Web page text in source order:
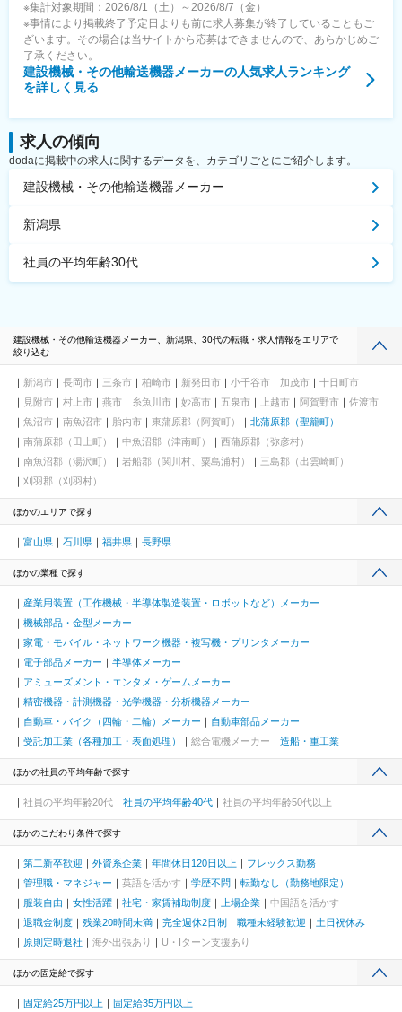
※集計対象期間：2026/8/1（土）～2026/8/7（金）
※事情により掲載終了予定日よりも前に求人募集が終了していることもご
ざいます。その場合は当サイトから応募はできませんので、あらかじめご
了承ください。
建設機械・その他輸送機器メーカーの人気求人ランキング
を詳しく見る
求人の傾向
dodaに掲載中の求人に関するデータを、カテゴリごとにご紹介します。
建設機械・その他輸送機器メーカー
新潟県
社員の平均年齢30代
建設機械・その他輸送機器メーカー、新潟県、30代の転職・求人情報をエリアで
絞り込む
新潟市 長岡市 三条市 柏崎市 新発田市 小千谷市 加茂市
十日町市
見附市
村上市 燕市 糸魚川市 妙高市 五泉市 上越市 阿賀野市
佐渡市
魚沼市
南魚沼市 胎内市 東蒲原郡（阿賀町）
北蒲原郡（聖籠町）
南蒲原郡（田上町）
中魚沼郡（津南町）
西蒲原郡（弥彦村）
南魚沼郡（湯沢町）
岩船郡（関川村、粟島浦村）
三島郡（出雲崎町）
刈羽郡（刈羽村）
ほかのエリアで探す
富山県 石川県 福井県 長野県
ほかの業種で探す
産業用装置（工作機械・半導体製造装置・ロボットなど）メーカー
機械部品・金型メーカー
家電・モバイル・ネットワーク機器・複写機・プリンタメーカー
電子部品メーカー
半導体メーカー
アミューズメント・エンタメ・ゲームメーカー
精密機器・計測機器・光学機器・分析機器メーカー
自動車・バイク（四輪・二輪）メーカー
自動車部品メーカー
受託加工業（各種加工・表面処理）
総合電機メーカー 造船・重工業
ほかの社員の平均年齢で探す
社員の平均年齢20代 社員の平均年齢40代 社員の平均年齢50代以上
ほかのこだわり条件で探す
第二新卒歓迎 外資系企業 年間休日120日以上
フレックス勤務
管理職・マネジャー
英語を活かす 学歴不問
転勤なし（勤務地限定）
服装自由
女性活躍 社宅・家賃補助制度 上場企業
中国語を活かす
退職金制度
残業20時間未満 完全週休2日制 職種未経験歓迎
土日祝休み
原則定時退社
海外出張あり U・Iターン支援あり
ほかの固定給で探す
固定給25万円以上 固定給35万円以上